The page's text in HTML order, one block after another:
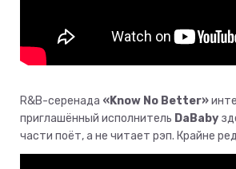
R&B-серенада «Know No Better»
приглашённый исполнитель DaBaby
части поёт, а не читает рэп. Крайне